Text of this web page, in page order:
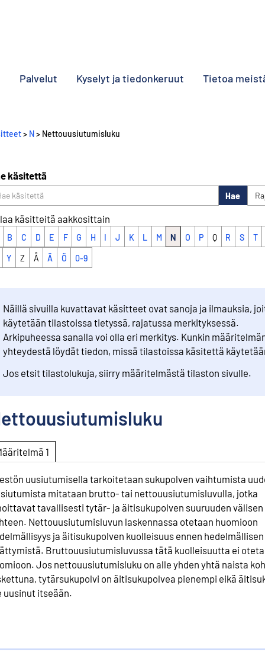
Palvelut Kyselyt ja tiedonkeruut Tietoa
> N> Nettouusiutumisluku
käsitettä
Hae
käsitteitä aakkosittain
B C D E F G H I J K L M N O P Q R S T
Y Z Å Ä Ö 0-9
Näillä sivuilla kuvattavat käsitteet ovat sanoja ja ilmauksia,
käytetään tilastoissa tietyssä, rajatussa merkityksessä.
Arkipuheessa sanalla voi olla eri merkitys. Kunkin
yhteydestä löydät tiedon, missä tilastoissa käsitettä
Jos etsit tilastolukuja, siirry määritelmästä tilaston sivulle.
Määritelmä 1
uusiutumisella tarkoitetaan sukupolven vaihtumista
mitataan brutto- tai nettouusiutumisluvulla, jotka
tavallisesti tytär- ja äitisukupolven suuruuden välisen
Nettouusiutumisluvun laskennassa otetaan huomioon
ja äitisukupolven kuolleisuus ennen hedelmällisen
Bruttouusiutumisluvussa tätä kuolleisuutta ei oteta
Jos nettouusiutumisluku on alle yhden yhtä naista
tytärsukupolvi on äitisukupolvea pienempi eikä
uusinut itseään.